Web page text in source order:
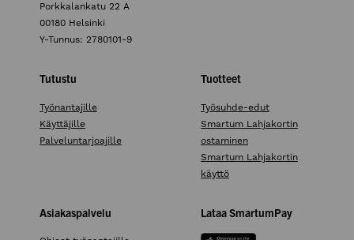
Porkkalankatu 22 A
00180 Helsinki
Y-Tunnus: 2780101-9
Tutustu
Työnantajille
Käyttäjille
Palveluntarjoajille
Tuotteet
Työsuhde-edut
Smartum Lahjakortin
ostaminen
Smartum Lahjakortin
käyttö
Asiakaspalvelu Lataa SmartumPay